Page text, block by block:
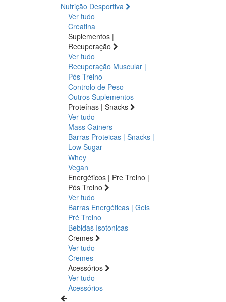
Nutrição Desportiva
Ver tudo
Creatina
Suplementos |
Recuperação
Ver tudo
Recuperação Muscular |
Pós Treino
Controlo de Peso
Outros Suplementos
Proteínas | Snacks
Ver tudo
Mass Gainers
Barras Proteicas | Snacks |
Low Sugar
Whey
Vegan
Energéticos | Pre Treino |
Pós Treino
Ver tudo
Barras Energéticas | Geis
Pré Treino
Bebidas Isotonicas
Cremes
Ver tudo
Cremes
Acessórios
Ver tudo
Acessórios